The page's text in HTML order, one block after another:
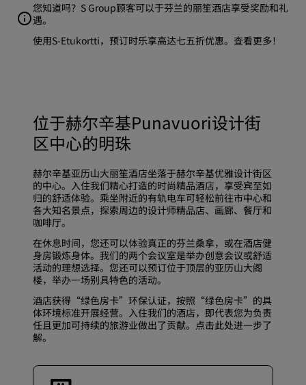
您知道吗？S Group顾客可以于芬兰的丽笙酒店享受奖励和礼
遇。
使用S-Etukortti，预订时乐享高达七五折优惠。 查看更多！
位于赫尔辛基Punavuori设计街
区中心的明珠
赫尔辛基亚历山大丽笙酒店坐落于赫尔辛基优雅设计街区
的中心。入住我们精心打造的时尚精品酒店，享受宾至如
归的舒适体验。乘坐附近的有轨电车可轻松前往市中心和
各大知名景点，探索周边的设计师精品店、画廊、餐厅和
咖啡厅。
在休息时间，您还可以体验真正的芬兰桑拿，或在酒店健
身房锻炼身体。我们的两个会议室是举办创意会议或舒适
活动的理想选择。您还可以预订位于顶层的亚历山大阁
楼，举办一场别具特色的活动。
酒店获得“绿色房卡”环保认证，按照“绿色房卡”的具
体环境标准开展经营。入住我们的酒店，即代表您为负责
任且更加可持续的旅游业做出了贡献。点击此处进一步了
解。